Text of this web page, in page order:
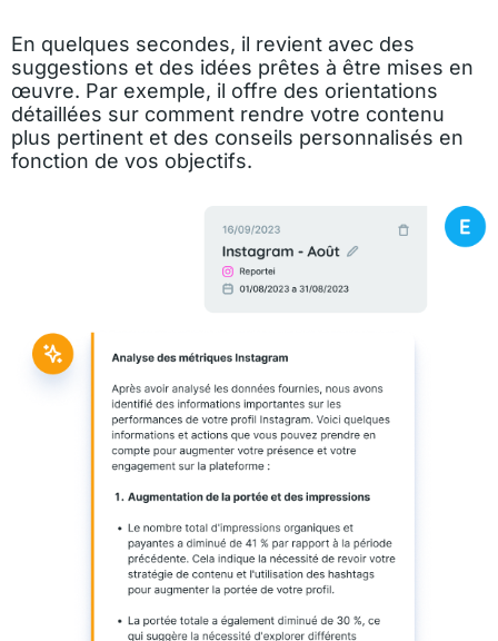
En quelques secondes, il revient avec des
suggestions et des idées prêtes à être mises en
œuvre. Par exemple, il offre des orientations
détaillées sur comment rendre votre contenu
plus pertinent et des conseils personnalisés en
fonction de vos objectifs.